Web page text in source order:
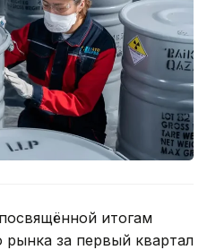
итогам
рынка за первый квартал